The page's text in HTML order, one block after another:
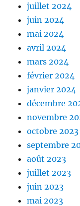
juillet 2024
juin 2024
mai 2024
avril 2024
mars 2024
février 2024
janvier 2024
décembre
novembre
octobre 2023
septembre
août 2023
juillet 2023
juin 2023
mai 2023